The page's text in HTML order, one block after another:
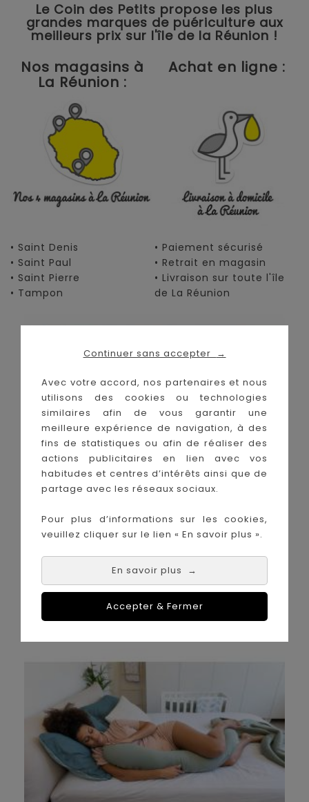
Continuer sans accepter →
Avec votre accord, nos partenaires et nous
utilisons des cookies ou technologies
similaires afin de vous garantir une
meilleure expérience de navigation, à des
fins de statistiques ou afin de réaliser des
actions publicitaires en lien avec vos
habitudes et centres d’intérêts ainsi que de
partage avec les réseaux sociaux.
Pour plus d’informations sur les cookies,
veuillez cliquer sur le lien « En savoir plus ».
En savoir plus →
Accepter & Fermer
Le Coin des Petits propose les plus
grandes marques de puériculture aux
meilleurs prix sur l'île de la Réunion !
Nos magasins à
La Réunion :
Achat en ligne :
• Saint Denis
• Saint Paul
• Saint Pierre
• Tampon
• Paiement sécurisé
• Retrait en magasin
• Livraison sur toute l'île
de La Réunion
CHAMBRE